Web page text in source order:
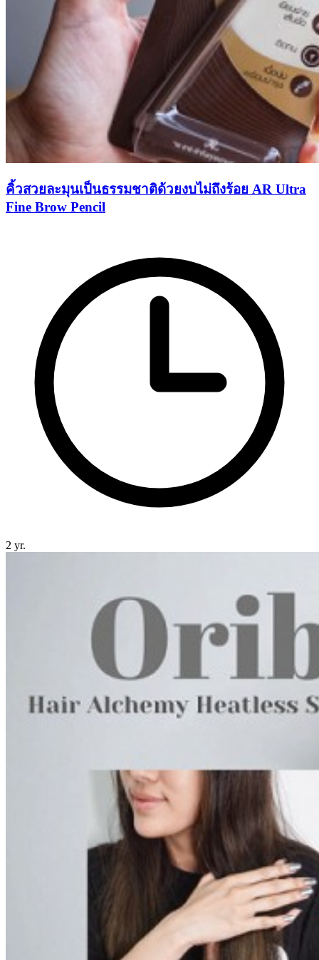
คิ้วสวยละมุนเป็นธรรมชาติด้วยงบไม่ถึงร้อย AR Ultra
Fine Brow Pencil
2 yr.